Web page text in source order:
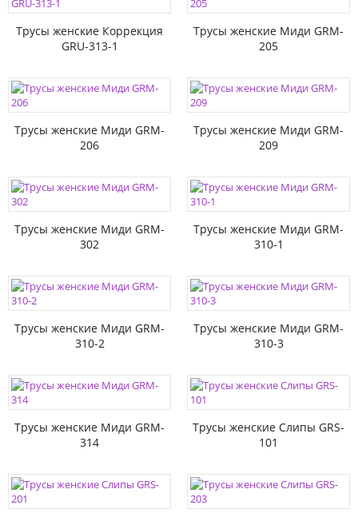
Трусы женские Коррекция
GRU-313-1
Трусы женские Миди GRM-
205
Трусы женские Миди GRM-
206
Трусы женские Миди GRM-
209
Трусы женские Миди GRM-
302
Трусы женские Миди GRM-
310-1
Трусы женские Миди GRM-
310-2
Трусы женские Миди GRM-
310-3
Трусы женские Миди GRM-
314
Трусы женские Слипы GRS-
101